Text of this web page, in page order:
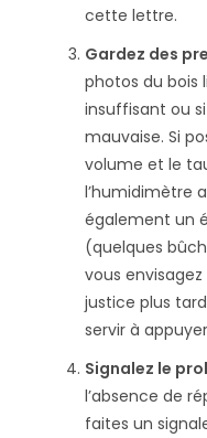
cette lettre.
Gardez des
photos du bois
insuffisant ou
mauvaise. Si
volume et le
l’humidimètre
également un
(quelques
vous
justice plus
servir à
Signalez le
l’absence de
faites un